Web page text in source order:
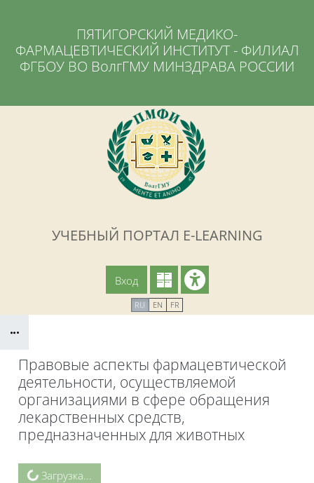
ПЯТИГОРСКИЙ МЕДИКО-
ФАРМАЦЕВТИЧЕСКИЙ ИНСТИТУТ - ФИЛИАЛ
ФГБОУ ВО ВолгГМУ МИНЗДРАВА РОССИИ
УЧЕБНЫЙ ПОРТАЛ E-LEARNING
Вход
RU EN FR
Правовые аспекты фармацевтической
деятельности, осуществляемой
организациями в сфере обращения
лекарственных средств,
предназначенных для животных
Блоки
Загрузка...